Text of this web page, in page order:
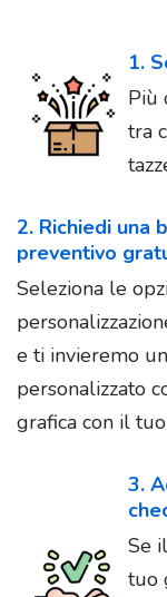
1.
Più
tra
2. Richiedi una
preventivo
Seleziona le
e ti invieremo
personalizzato
grafica con il
3.
Se
tuo